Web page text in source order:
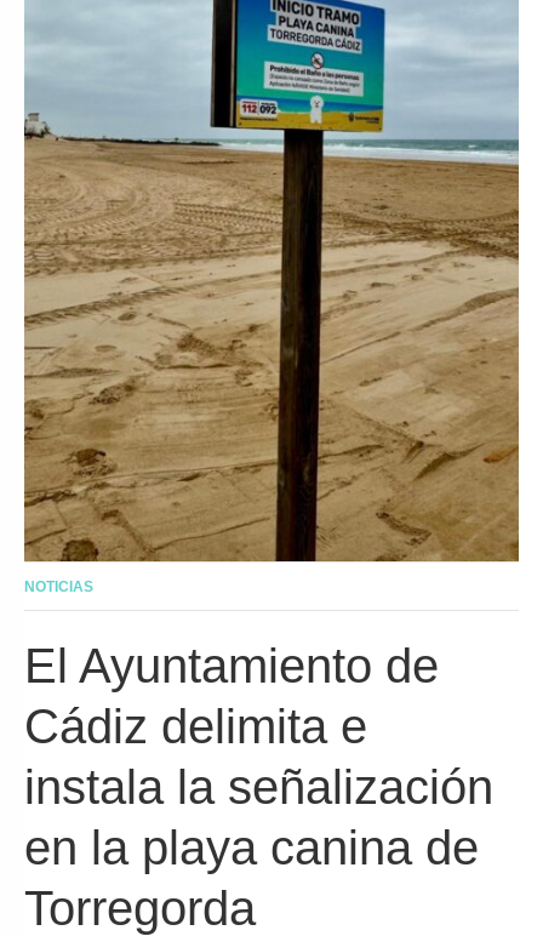
NOTICIAS
El Ayuntamiento de
Cádiz delimita e
instala la señalización
en la playa canina de
Torregorda